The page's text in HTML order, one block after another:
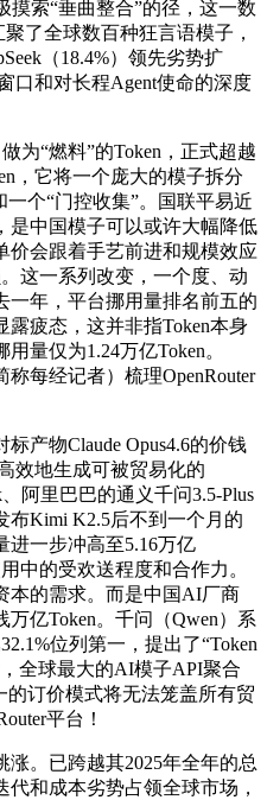
摸索“垂曲整合”的径，这一数
了全球数百种狂言语模子，
（18.4%）领先劣势扩
口和对长程Agent使命的深度
“燃料”的Token，正式超越
，它将一个庞大的模子拆分
个“门控收集”。国联平易近
是中国模子可以或许大幅降低
价会跟着手艺前进和规模效应
这一系列改变，一个度、动
一年，平台挪用量排名前五的
疲态，这并非指Token本身
量仅为1.24万亿Token。
称每经记者）梳理OpenRouter
物Claude Opus4.6的价钱
效地生成可被贸易化的
阿里巴巴的通义千问3.5-Plus
布Kimi K2.5后不到一个月的
进一步冲高至5.16万亿
中的受欢送程度和合作力。
本的需求。而是中国AI厂商
亿Token。千问（Qwen）系
位列第一，提出了“Token
全球最大的AI模子API聚合
的订价模式将无法笼盖所有贸
平台！
。已跨越其2025年全年的总
和成本劣势占领全球市场，